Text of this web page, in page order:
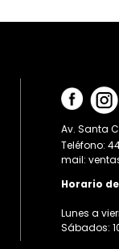
Av. Santa
Teléfono:
mail:
Horario
Lunes a
Sábados: